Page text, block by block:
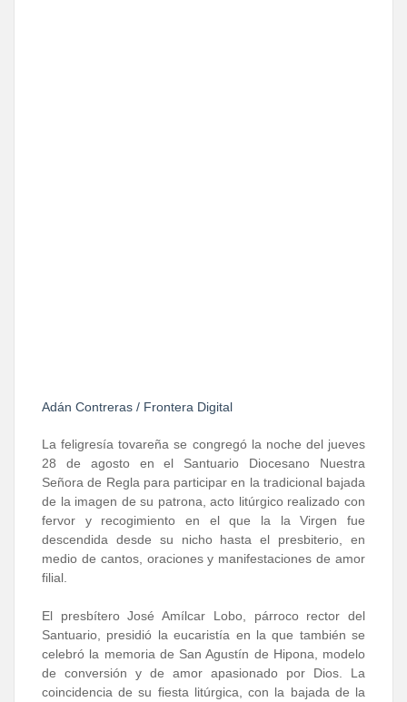
Adán Contreras / Frontera Digital
La feligresía tovareña se congregó la noche del jueves
28 de agosto en el Santuario Diocesano Nuestra
Señora de Regla para participar en la tradicional bajada
de la imagen de su patrona, acto litúrgico realizado con
fervor y recogimiento en el que la la Virgen fue
descendida desde su nicho hasta el presbiterio, en
medio de cantos, oraciones y manifestaciones de amor
filial.
El presbítero José Amílcar Lobo, párroco rector del
Santuario, presidió la eucaristía en la que también se
celebró la memoria de San Agustín de Hipona, modelo
de conversión y de amor apasionado por Dios. La
coincidencia de su fiesta litúrgica, con la bajada de la